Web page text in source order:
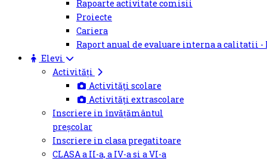
Rapoarte activitate comisii
Proiecte
Cariera
Raport anual de evaluare interna a calitatii -
Elevi
Activități
Activități scolare
Activități extrascolare
Inscriere in învățământul
preșcolar
Inscriere in clasa pregatitoare
CLASA a II-a, a IV-a si a VI-a